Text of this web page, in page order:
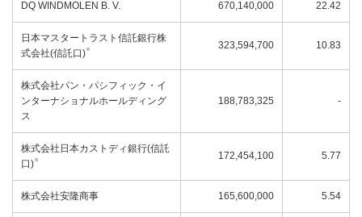
DQ WINDMOLEN B. V. 670,140,000 22.42
日本マスタートラスト信託銀行株
式会社(信託口)※ 323,594,700 10.83
株式会社パン・パシフィック・イ
ンターナショナルホールディング
ス
188,783,325 -
株式会社日本カストディ銀行(信託
口)※ 172,454,100 5.77
株式会社安隆商事 165,600,000 5.54